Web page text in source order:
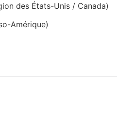
des États-Unis / Canada)
Amérique)